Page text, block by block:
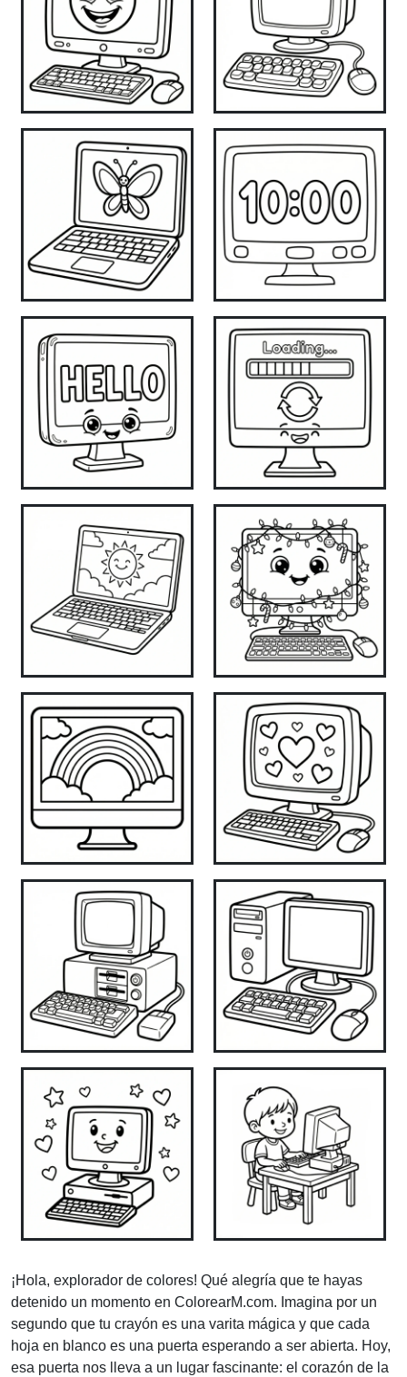
¡Hola, explorador de colores! Qué alegría que te hayas
detenido un momento en ColorearM.com. Imagina por un
segundo que tu crayón es una varita mágica y que cada
hoja en blanco es una puerta esperando a ser abierta. Hoy,
esa puerta nos lleva a un lugar fascinante: el corazón de la